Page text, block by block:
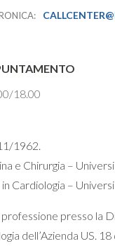
18.00
1962.
e Chirurgia –
Cardiologia –
presso la
dell’Azienda US.